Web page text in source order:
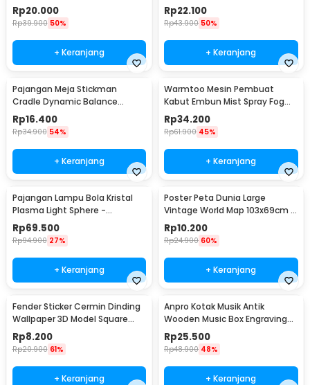
Rp20.000
Rp39.900 50%
+ Keranjang
PCS - FS-1809
Rp22.100
Rp43.900 50%
+ Keranjang
Pajangan Meja Stickman
Cradle Dynamic Balance
Instrument Ball Pendulum
Rp16.400
Rp34.900 54%
+ Keranjang
Warmtoo Mesin Pembuat
Kabut Embun Mist Spray Fog
Maker 12 LED 24V - WT01
Rp34.200
Rp61.900 45%
+ Keranjang
Pajangan Lampu Bola Kristal
Plasma Light Sphere -
ZC211700
Rp69.500
Rp94.900 27%
+ Keranjang
Poster Peta Dunia Large
Vintage World Map 103x69cm -
N401
Rp10.200
Rp24.900 60%
+ Keranjang
Fender Sticker Cermin Dinding
Wallpaper 3D Model Square
Mirror 9 PCS - Q353
Rp8.200
Rp20.900 61%
+ Keranjang
Anpro Kotak Musik Antik
Wooden Music Box Engraving
Harry Potter - ADQ0194
Rp25.500
Rp48.900 48%
+ Keranjang